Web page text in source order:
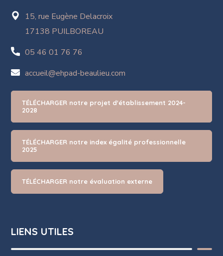
15, rue Eugène Delacroix
17138 PUILBOREAU
05 46 01 76 76
accueil@ehpad-beaulieu.com
TÉLÉCHARGER notre projet d'établissement 2024-
2028
TÉLÉCHARGER notre index égalité professionnelle
2025
TÉLÉCHARGER notre évaluation externe
LIENS UTILES